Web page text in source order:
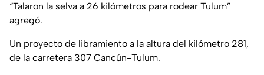
“Talaron la selva a 26 kilómetros para rodear Tulum”
agregó.
Un proyecto de libramiento a la altura del kilómetro 281,
de la carretera 307 Cancún-Tulum.